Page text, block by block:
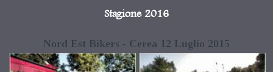
Stagione 2016
Nord Est Bikers - Cerea 12 Luglio 2015